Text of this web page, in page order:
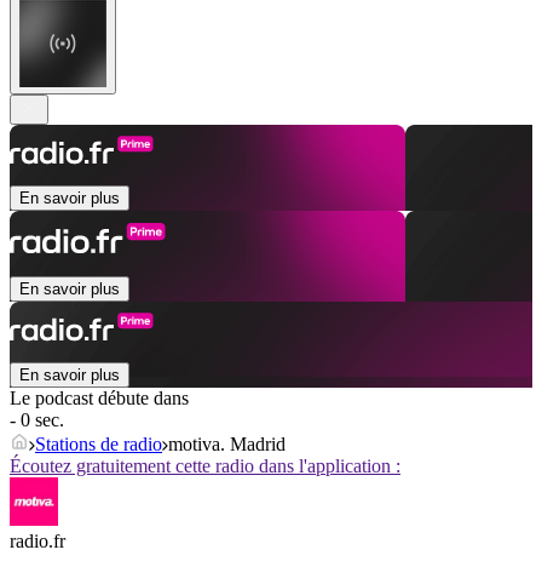
En savoir plus
En savoir plus
En savoir plus
Le podcast débute dans
- 0 sec.
Stations de radio motiva. Madrid
Écoutez gratuitement cette radio dans l'application :
radio.fr